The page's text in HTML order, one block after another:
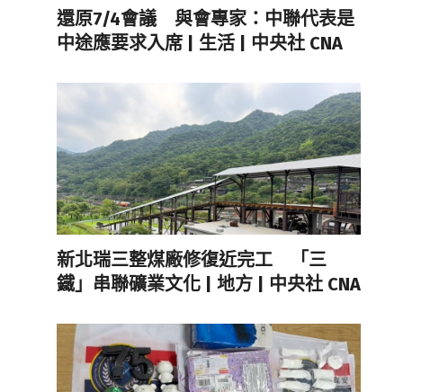
還原7/4會議 與會專家：中聯代表是
中途應要求入席 | 生活 | 中央社 CNA
新北瑞三整煤廠修復近完工 「三
鐵」串聯礦業文化 | 地方 | 中央社 CNA